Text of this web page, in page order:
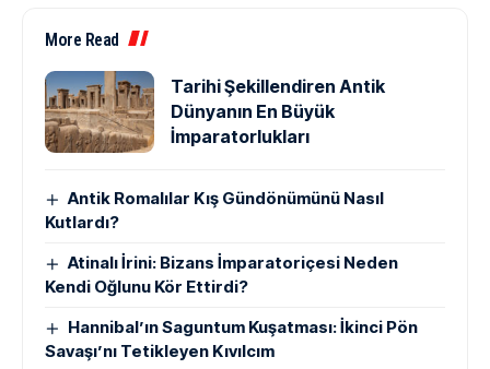
More Read
Tarihi Şekillendiren Antik
Dünyanın En Büyük
İmparatorlukları
Antik Romalılar Kış Gündönümünü Nasıl
Kutlardı?
Atinalı İrini: Bizans İmparatoriçesi Neden
Kendi Oğlunu Kör Ettirdi?
Hannibal’ın Saguntum Kuşatması: İkinci Pön
Savaşı’nı Tetikleyen Kıvılcım